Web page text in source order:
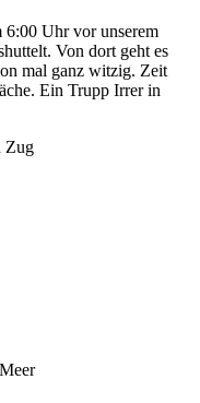
6:00 Uhr vor unserem
Von dort geht es
mal ganz witzig. Zeit
Ein Trupp Irrer in